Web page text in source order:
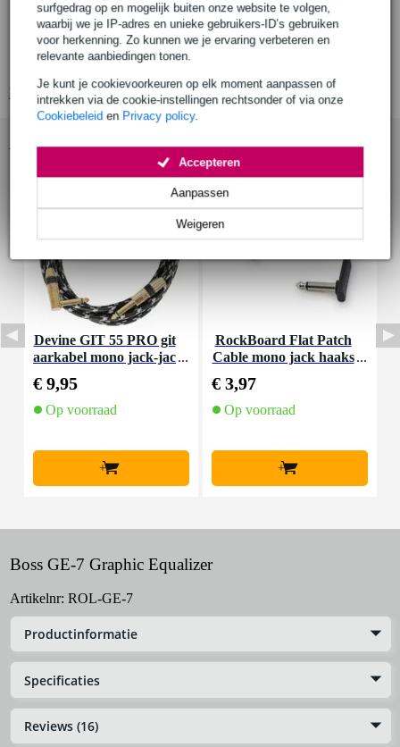
surfgedrag op en mogelijk buiten onze website te volgen,
waarbij we je IP-adres en unieke gebruikers-ID’s gebruiken
voor herkenning. Zo kunnen we je ervaring verbeteren en
relevante aanbiedingen tonen.
Je kunt je cookievoorkeuren op elk moment aanpassen of
intrekken via de cookie-instellingen rechtsonder of via onze
Cookiebeleid en Privacy policy.
Weigeren
Aanpassen
Accepteren
type: equalizer
level: bestuurt het volume van het aangepaste signaal
eq: bestuur 7 frequentiebanden per 30 dB
Bekijk alle productspecificaties
Accessoires (38)
Devine GIT 55 PRO git
aarkabel mono jack-jac
€ 9,95
Op voorraad
+
RockBoard Flat Patch
Cable mono jack haaks
€ 3,97
Op voorraad
+
Boss GE-7 Graphic Equalizer
Artikelnr: ROL-GE-7
Productinformatie
Specificaties
Reviews (16)